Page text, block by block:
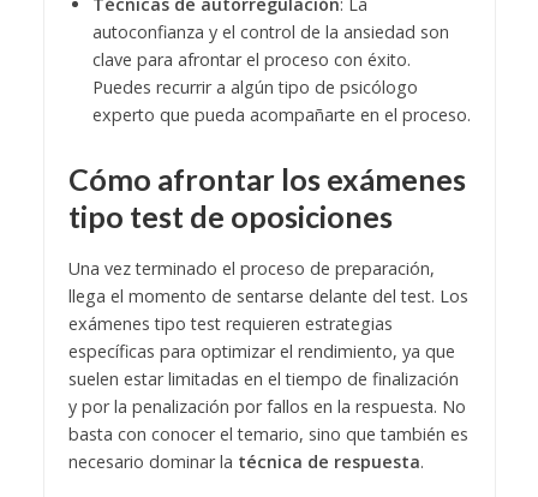
autoconfianza y el control de la ansiedad son
clave para afrontar el proceso con éxito.
Puedes recurrir a algún tipo de psicólogo
experto que pueda acompañarte en el proceso.
Cómo afrontar los exámenes
tipo test de oposiciones
Una vez terminado el proceso de preparación,
llega el momento de sentarse delante del test. Los
exámenes tipo test requieren estrategias
específicas para optimizar el rendimiento, ya que
suelen estar limitadas en el tiempo de finalización
y por la penalización por fallos en la respuesta. No
basta con conocer el temario, sino que también es
necesario dominar la técnica de respuesta.